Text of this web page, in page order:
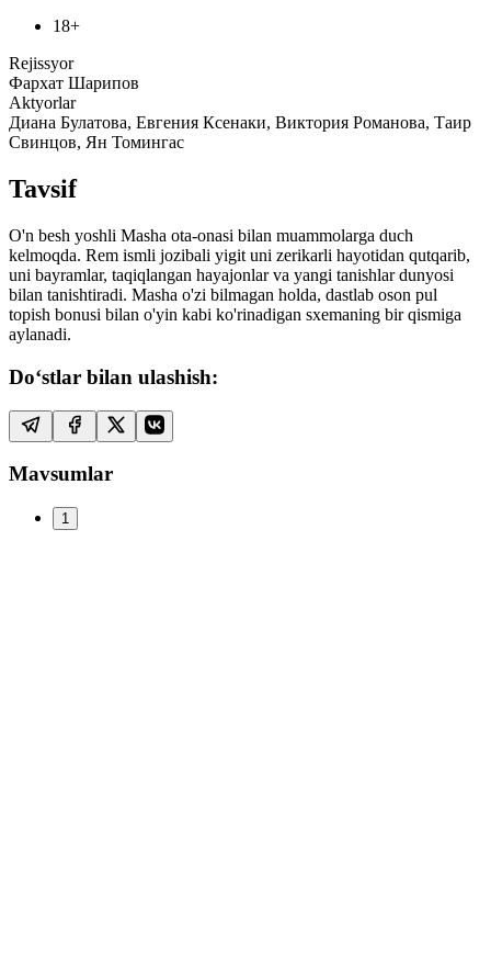
18+
Rejissyor
Фархат Шарипов
Aktyorlar
Диана Булатова, Евгения Ксенаки, Виктория Романова, Таир
Свинцов, Ян Томингас
Tavsif
O'n besh yoshli Masha ota-onasi bilan muammolarga duch
kelmoqda. Rem ismli jozibali yigit uni zerikarli hayotidan qutqarib,
uni bayramlar, taqiqlangan hayajonlar va yangi tanishlar dunyosi
bilan tanishtiradi. Masha o'zi bilmagan holda, dastlab oson pul
topish bonusi bilan o'yin kabi ko'rinadigan sxemaning bir qismiga
aylanadi.
Do‘stlar bilan ulashish:
Mavsumlar
1